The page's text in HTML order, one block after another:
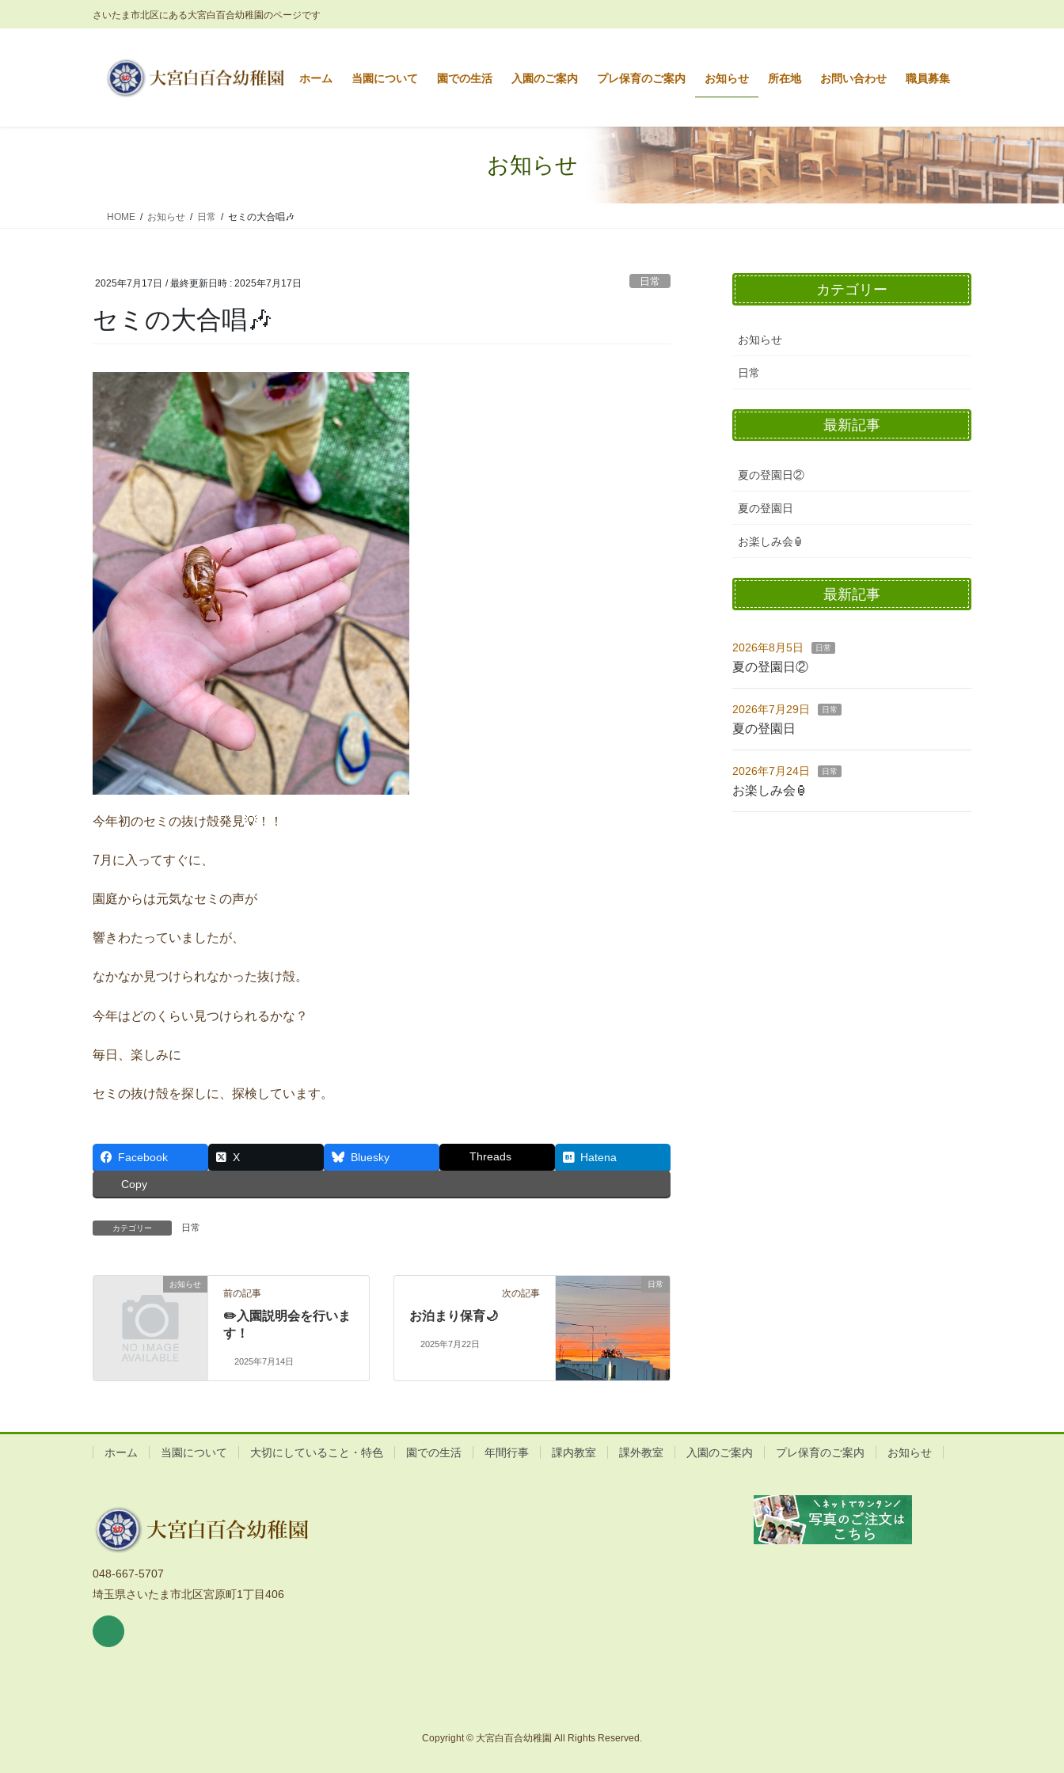
ン
ビ
さいたま市北区にある大宮白百合幼稚園のページです
ホーム 当園について 園での生活 入園のご案内 プレ保育のご案内 お知らせ 所在地 お問い合わせ 職員募集
お知らせ
HOME お知らせ 日常 セミの大合唱🎶
2025年7月17日 / 最終更新日時 : 2025年7月17日 日常
セミの大合唱🎶
今年初のセミの抜け殻発見💡！！
7月に入ってすぐに、
園庭からは元気なセミの声が
響きわたっていましたが、
なかなか見つけられなかった抜け殻。
今年はどのくらい見つけられるかな？
毎日、楽しみに
セミの抜け殻を探しに、探検しています。
Facebook X Bluesky Threads Hatena
Copy
カテゴリー 日常
お知らせ
前の記事
✏️入園説明会を行いま
す！
2025年7月14日
日常
次の記事
お泊まり保育🌙
2025年7月22日
カテゴリー
お知らせ
日常
最新記事
夏の登園日②
夏の登園日
お楽しみ会🏮
最新記事
2026年8月5日 日常
夏の登園日②
2026年7月29日 日常
夏の登園日
2026年7月24日 日常
お楽しみ会🏮
ホーム 当園について 大切にしていること・特色 園での生活 年間行事 課内教室 課外教室 入園のご案内 プレ保育のご案内 お知らせ
048-667-5707
埼玉県さいたま市北区宮原町1丁目406
Copyright © 大宮白百合幼稚園 All Rights Reserved.